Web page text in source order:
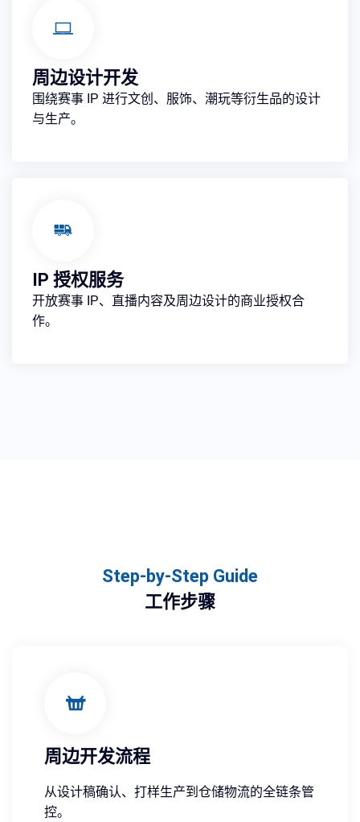
周边设计开发
围绕赛事 IP 进行文创、服饰、潮玩等衍生品的设计
与生产。
IP 授权服务
开放赛事 IP、直播内容及周边设计的商业授权合
作。
Step-by-Step Guide
工作步骤
周边开发流程
从设计稿确认、打样生产到仓储物流的全链条管
控。